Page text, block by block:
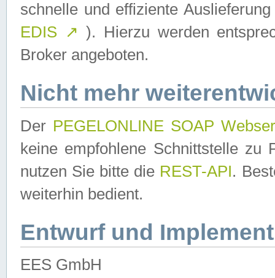
schnelle und effiziente
EDIS ↗ ). Hierzu werden
Broker angeboten.
Nicht mehr
Der PEGELONLINE SOAP
keine empfohlene Schnittstelle zu
nutzen Sie bitte die REST-API.
weiterhin bedient.
Entwurf und
EES GmbH